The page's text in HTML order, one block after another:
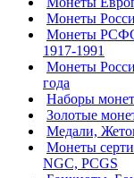
Монеты
Монеты
1917-1991
Монеты
года
Наборы монет
Золотые
Медали,
Монеты
NGC, PCGS